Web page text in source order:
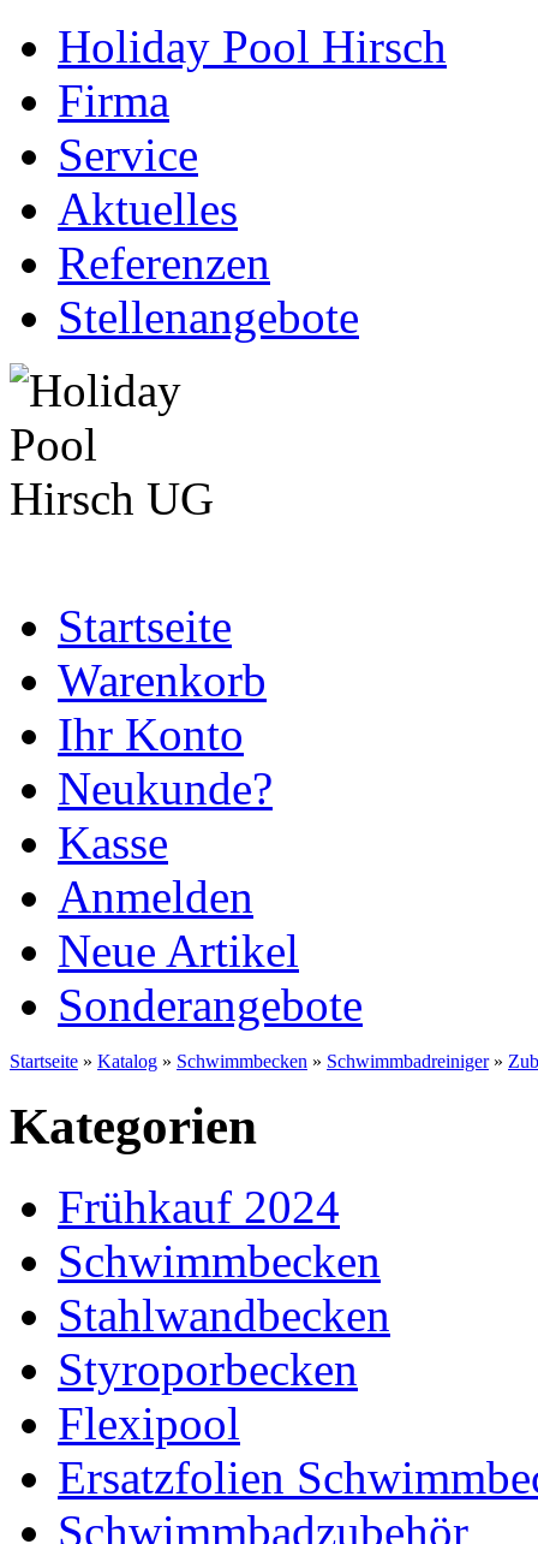
Holiday Pool Hirsch
Firma
Service
Aktuelles
Referenzen
Stellenangebote
Startseite
Warenkorb
Ihr Konto
Neukunde?
Kasse
Anmelden
Neue Artikel
Sonderangebote
Startseite » Katalog » Schwimmbecken » Schwimmbadreiniger»
Kategorien
Frühkauf 2024
Schwimmbecken
Stahlwandbecken
Styroporbecken
Flexipool
Ersatzfolien
Schwimmbadzubehör